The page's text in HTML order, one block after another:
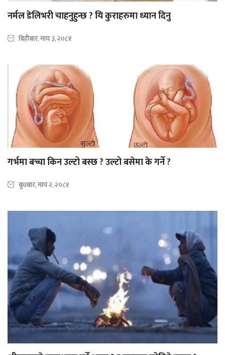
नर्मल डेलिभरी चाहनुहुन्छ ? यि कुराहरुमा ध्यान दिनु
बिहीबार, माघ ३, २०८१
गर्भमा बच्चा किन उल्टो बस्छ ? उल्टो बसेमा के गर्ने ?
बुधबार, माघ २, २०८१